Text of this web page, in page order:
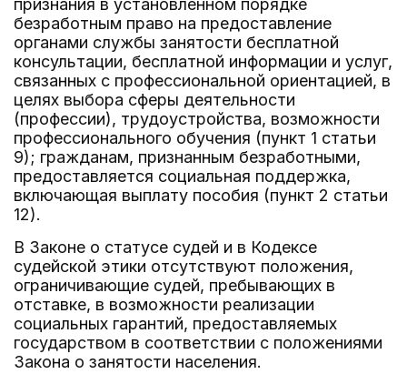
признания в установленном порядке
безработным право на предоставление
органами службы занятости бесплатной
консультации, бесплатной информации и услуг,
связанных с профессиональной ориентацией, в
целях выбора сферы деятельности
(профессии), трудоустройства, возможности
профессионального обучения (пункт 1 статьи
9); гражданам, признанным безработными,
предоставляется социальная поддержка,
включающая выплату пособия (пункт 2 статьи
12).
В Законе о статусе судей и в Кодексе
судейской этики отсутствуют положения,
ограничивающие судей, пребывающих в
отставке, в возможности реализации
социальных гарантий, предоставляемых
государством в соответствии с положениями
Закона о занятости населения.